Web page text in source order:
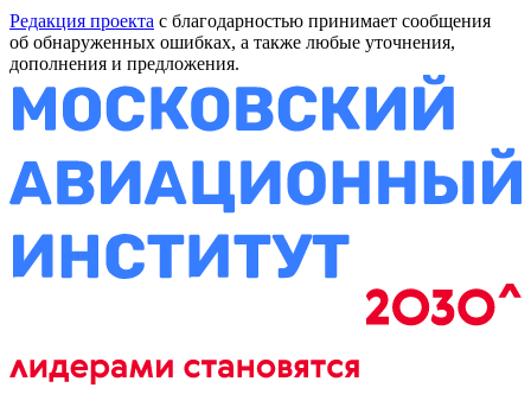
Редакция проекта с благодарностью принимает сообщения
об обнаруженных ошибках, а также любые уточнения,
дополнения и предложения.